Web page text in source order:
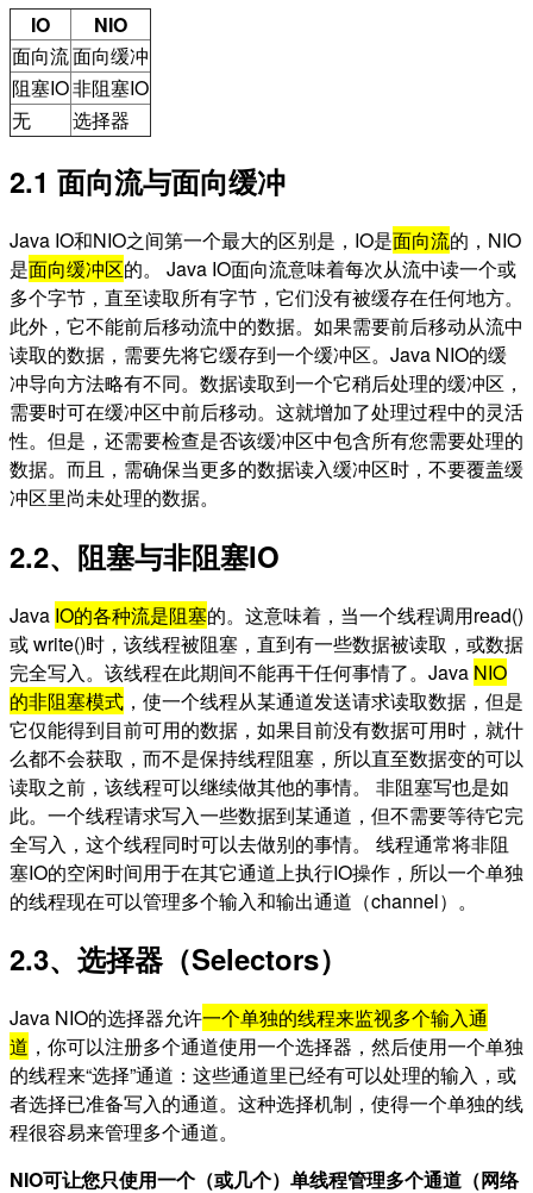
IO
NIO
面向流面向缓冲
阻塞IO非阻塞IO
无
选择器
2.1 面向流与面向缓冲
Java IO和NIO之间第一个最大的区别是，IO是面向流的，NIO
是面向缓冲区的。 Java IO面向流意味着每次从流中读一个或
多个字节，直至读取所有字节，它们没有被缓存在任何地方。
此外，它不能前后移动流中的数据。如果需要前后移动从流中
读取的数据，需要先将它缓存到一个缓冲区。Java NIO的缓
冲导向方法略有不同。数据读取到一个它稍后处理的缓冲区，
需要时可在缓冲区中前后移动。这就增加了处理过程中的灵活
性。但是，还需要检查是否该缓冲区中包含所有您需要处理的
数据。而且，需确保当更多的数据读入缓冲区时，不要覆盖缓
冲区里尚未处理的数据。
2.2、阻塞与非阻塞IO
Java IO的各种流是阻塞的。这意味着，当一个线程调用read()
或 write()时，该线程被阻塞，直到有一些数据被读取，或数据
完全写入。该线程在此期间不能再干任何事情了。Java NIO
的非阻塞模式 ，使一个线程从某通道发送请求读取数据，但是
它仅能得到目前可用的数据，如果目前没有数据可用时，就什
么都不会获取，而不是保持线程阻塞，所以直至数据变的可以
读取之前，该线程可以继续做其他的事情。 非阻塞写也是如
此。一个线程请求写入一些数据到某通道，但不需要等待它完
全写入，这个线程同时可以去做别的事情。 线程通常将非阻
塞IO的空闲时间用于在其它通道上执行IO操作，所以一个单独
的线程现在可以管理多个输入和输出通道（channel）。
2.3、选择器（Selectors）
Java NIO的选择器允许一个单独的线程来监视多个输入通
道 ，你可以注册多个通道使用一个选择器，然后使用一个单独
的线程来“选择”通道：这些通道里已经有可以处理的输入，或
者选择已准备写入的通道。这种选择机制，使得一个单独的线
程很容易来管理多个通道。
NIO可让您只使用一个（或几个）单线程管理多个通道（网络